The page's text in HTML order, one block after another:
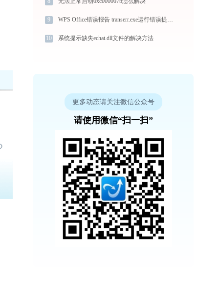
9 WPS Office错误报告 transerr.exe运行错误提示0xc000000d的解决办法
10 系统提示缺失echat.dll文件的解决方法
更多动态请关注微信公众号
请使用微信“扫一扫”